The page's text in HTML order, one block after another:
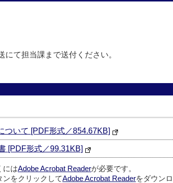
て担当課まで送付ください。
ついて [PDF形式／854.67KB]
[PDF形式／99.31KB]
にはAdobe Acrobat Readerが必要です。
をクリックしてAdobe Acrobat Readerをダウン